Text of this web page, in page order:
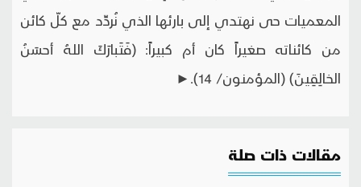
المعميات حى نهتدي إلى بارئها الذي نُردِّد مع كلّ كائن
من كائناته صغيراً كان أم كبيراً: (فَتَبارَكَ اللهُ أحسَنُ
الخالِقِينَ) (المؤمنون/ 14).►
مقالات ذات صلة